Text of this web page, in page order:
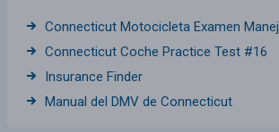
Connecticut Motocicleta Examen
Connecticut Coche Practice Test #16
Insurance Finder
Manual del DMV de Connecticut